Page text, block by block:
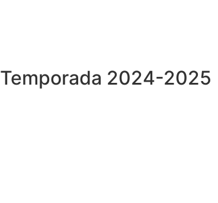
Temporada 2024-2025